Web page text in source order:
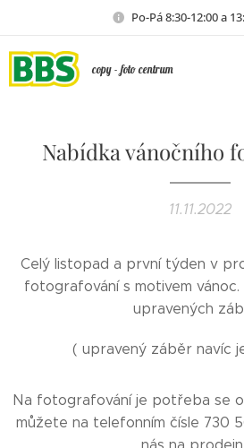
Po-Pá 8:30-12:00 a
copy - foto centrum
Nabídka vánočního
11.11.2022
Celý listopad a první týden v
fotografování s motivem
upravených
( upravený záběr navíc
Na fotografování je potřeba se
můžete na telefonním čísle 730